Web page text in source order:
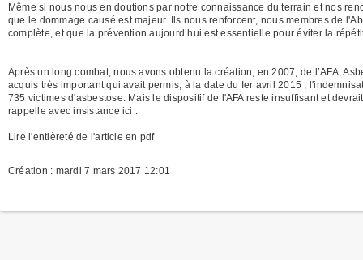
Même si nous nous en doutions par notre connaissance du terrain et nos
que le dommage causé est majeur. Ils nous renforcent, nous membres de
complète, et que la prévention aujourd’hui est essentielle pour éviter la
Après un long combat, nous avons obtenu la création, en 2007, de l’AFA,
acquis très important qui avait permis, à la date du Ier avril 2015 ,
735 victimes d'asbestose. Mais le dispositif de l'AFA reste insuffisant et
rappelle avec insistance ici :
Lire l'entièreté de l'article en pdf
Création : mardi 7 mars 2017 12:01